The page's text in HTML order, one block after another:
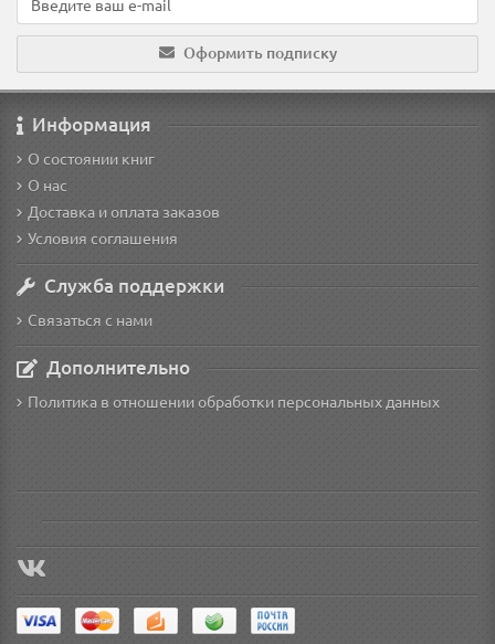
Оформить подписку
Информация
О состоянии книг
О нас
Доставка и оплата заказов
Условия соглашения
Служба поддержки
Связаться с нами
Дополнительно
Политика в отношении обработки персональных данных